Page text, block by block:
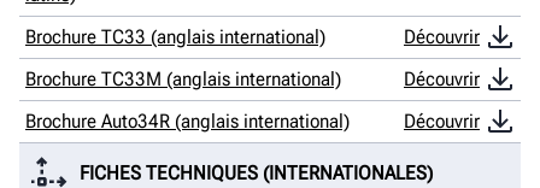
Brochure TC33 (anglais international)
Découvrir
Brochure TC33M (anglais international)
Découvrir
Brochure Auto34R (anglais international)
Découvrir
FICHES TECHNIQUES (INTERNATIONALES)